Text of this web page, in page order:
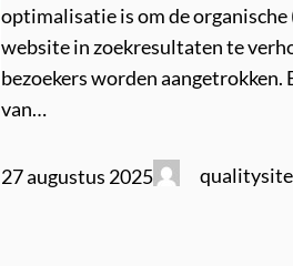
optimalisatie is om de
website in zoekresultaten te
bezoekers worden aangetrokken.
van…
27 augustus 2025